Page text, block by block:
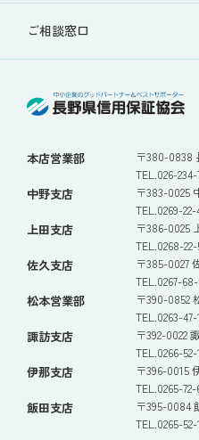
ご相談窓口
本店営業部
〒380-0838
TEL.026-
中野支店
〒383-0025
TEL.0269-
上田支店
〒386-0025
TEL.0268-
佐久支店
〒385-0027
TEL.0267-
松本営業部
〒390-0852
TEL.0263-
諏訪支店
〒392-0022
TEL.0266-
伊那支店
〒396-0015
TEL.0265-
飯田支店
〒395-0084
TEL.0265-